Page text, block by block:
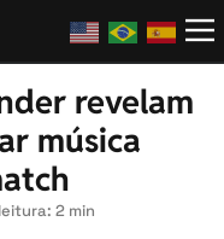
revelam
música
2 min